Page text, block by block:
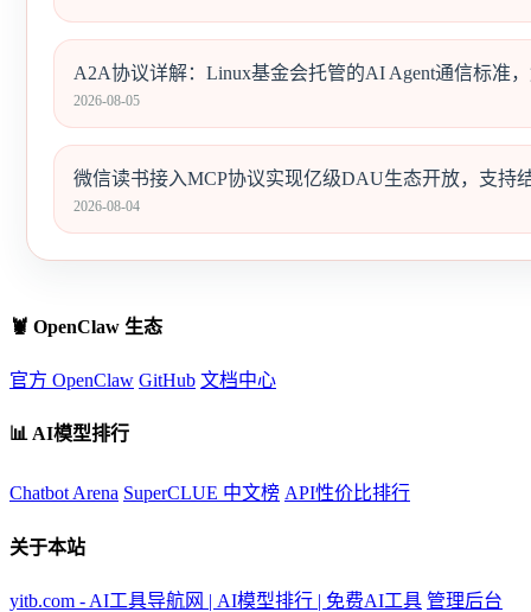
A2A协议详解：Linux基金会托管的AI Agent通信标准
2026-08-05
微信读书接入MCP协议实现亿级DAU生态开放，支持
2026-08-04
🦞 OpenClaw 生态
官方 OpenClaw GitHub 文档中心
📊 AI模型排行
Chatbot Arena SuperCLUE 中文榜 API性价比排行
关于本站
yitb.com - AI工具导航网 | AI模型排行 | 免费AI工具 管理后台